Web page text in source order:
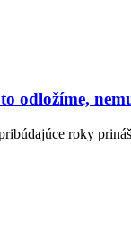
odložíme,
roky